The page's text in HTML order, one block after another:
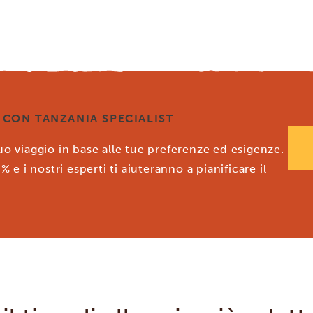
TANZANIA SPECIALIST
viaggio in base alle tue preferenze ed esigenze.
e i nostri esperti ti aiuteranno a pianificare il